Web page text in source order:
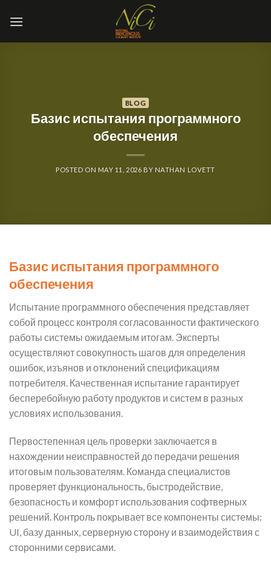
BLOG
Базис испытания программного
обеспечения
POSTED ON MAY 11, 2026 BY NATHAN LOVETT
Базис испытания программного
обеспечения
Испытание программного обеспечения представляет
собой процесс контроля согласованности фактического
работы системы ожидаемым итогам. Эксперты
осуществляют совокупность шагов для определения
ошибок, изъянов и отклонений спецификациям
потребителя. Качественная испытание гарантирует
бесперебойную работу продуктов и систем в разных
условиях использования.
Первостепенная цель проверки заключается в
нахождении неисправностей до передачи решения
итоговым пользователям. Команда специалистов
проверяет функциональность, быстродействие,
безопасность и комфорт использования софтверных
решений. Контроль покрывает все компоненты системы:
UI, базу данных, серверную сторону и взаимодействия с
сторонними сервисами.